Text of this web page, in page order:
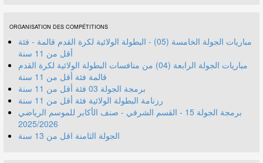
ORGANISATION DES COMPÉTITIONS
مباريات الجولة الخامسة (05) - البطولة الولائية لكرة القدم قالمة - فئة
أقل من 11 سنة
مباريات الجولة الرابعة (04) من منافسات البطولة الولائية لكرة القدم
قالمة فئة أقل من 11 سنة
برمجة الجولة 03 فئة أقل من 11 سنة
رزنامة البطولة الولائية فئة أقل من 11 سنة
برمجة الجولة 15 - القسم الشرفي - صنف الأكابر للموسم الرياضي
2025/2026
الجولة الثامنة اقل من 13 سنة